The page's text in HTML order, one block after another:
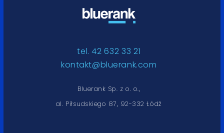
tel. 42 632 33 21
kontakt@bluerank.com
Bluerank Sp. z o. o.,
al. Piłsudskiego 87, 92-332 Łódź